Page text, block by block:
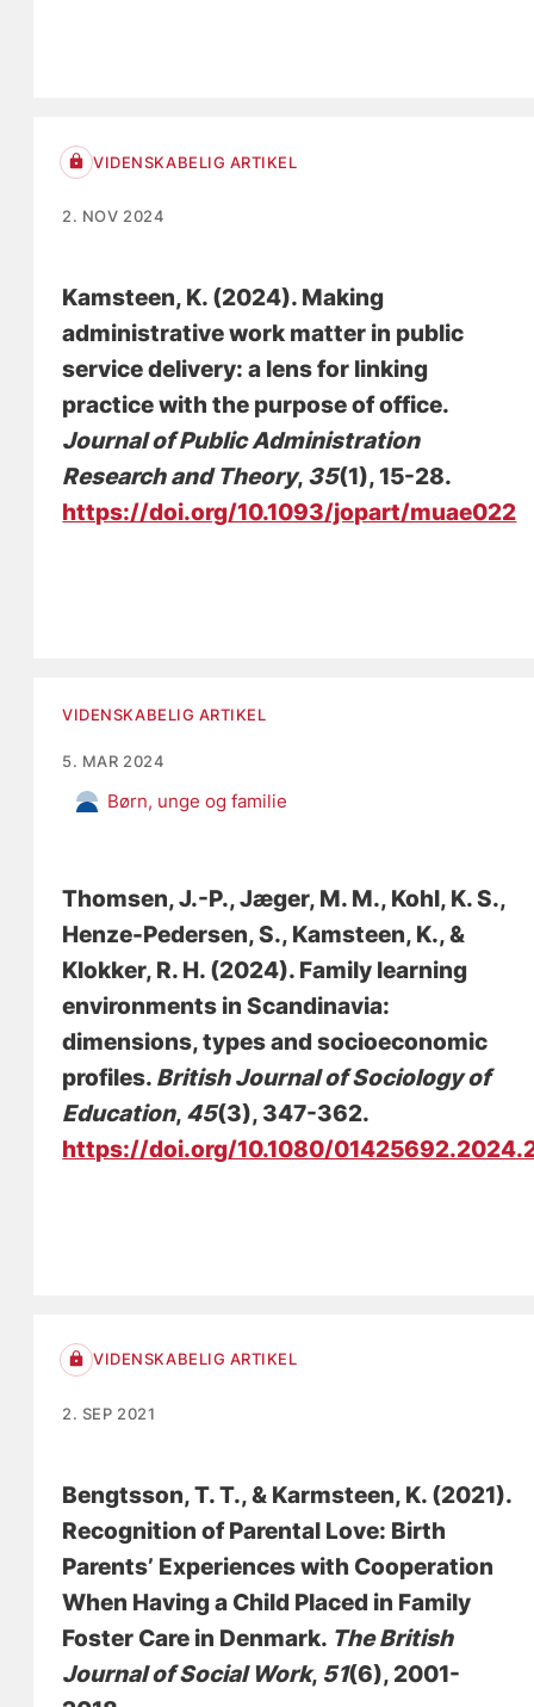
VIDENSKABELIG ARTIKEL
2. NOV 2024
Kamsteen, K. (2024). Making
administrative work matter in public
service delivery: a lens for linking
practice with the purpose of office.
Journal of Public Administration
Research and Theory, 35(1), 15-28.
https://doi.org/10.1093/jopart/muae022
VIDENSKABELIG ARTIKEL
5. MAR 2024
Børn, unge og familie
Thomsen, J.-P., Jæger, M. M., Kohl, K. S.,
Henze-Pedersen, S., Kamsteen, K., &
Klokker, R. H. (2024). Family learning
environments in Scandinavia:
dimensions, types and socioeconomic
profiles. British Journal of Sociology of
Education, 45(3), 347-362.
https://doi.org/10.1080/
VIDENSKABELIG ARTIKEL
2. SEP 2021
Bengtsson, T. T., & Karmsteen, K. (2021).
Recognition of Parental Love: Birth
Parents’ Experiences with Cooperation
When Having a Child Placed in Family
Foster Care in Denmark. The British
Journal of Social Work, 51(6), 2001-